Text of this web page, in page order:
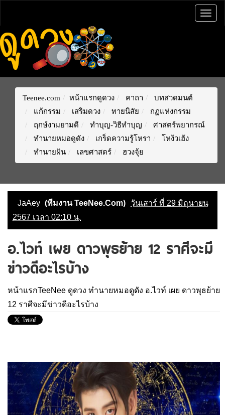
Teenee.com หน้าแรกดูดวง คาถา
บทสวดมนต์
แก้กรรม
เสริมดวง ทายนิสัย
กฏแห่งกรรม
ฤกษ์งามยามดี
ทำบุญ-วิธีทำบุญ
ศาสตร์พยากรณ์
ทำนายหมอดูดัง
เกร็ดความรู้โหรา
โหง้วเฮ้ง
ทำนายฝัน
เลขศาสตร์ ฮวงจุ้ย
JaAey (ทีมงาน TeeNee.Com)
วันเสาร์ ที่ 29 มิถุนายน
2567 เวลา 02:10 น.
อ.ไวท์ เผย ดาวพุธย้าย 12 ราศีจะมี
ข่าวดีอะไรบ้าง
หน้าแรกTeeNee ดูดวง ทำนายหมอดูดัง อ.ไวท์ เผย ดาวพุธย้าย
12 ราศีจะมีข่าวดีอะไรบ้าง